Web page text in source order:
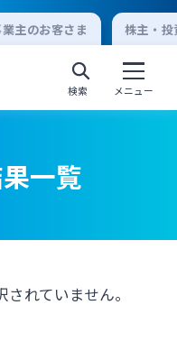
主のお客さま 株主・
検索 メニュー
バンキング
トバンキング
一覧
れていません。